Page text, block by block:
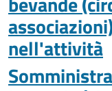
nell'attività